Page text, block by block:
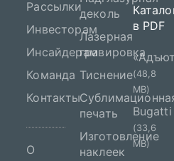
Рассылки
Инвесторам
Инсайдерам
Команда
Контакты
О
деколь
Лазерная
гравировка
Тиснение
печать
Изготовление
наклеек
в PDF
(48,8
MB)
Bugatti
(33,6
MB)